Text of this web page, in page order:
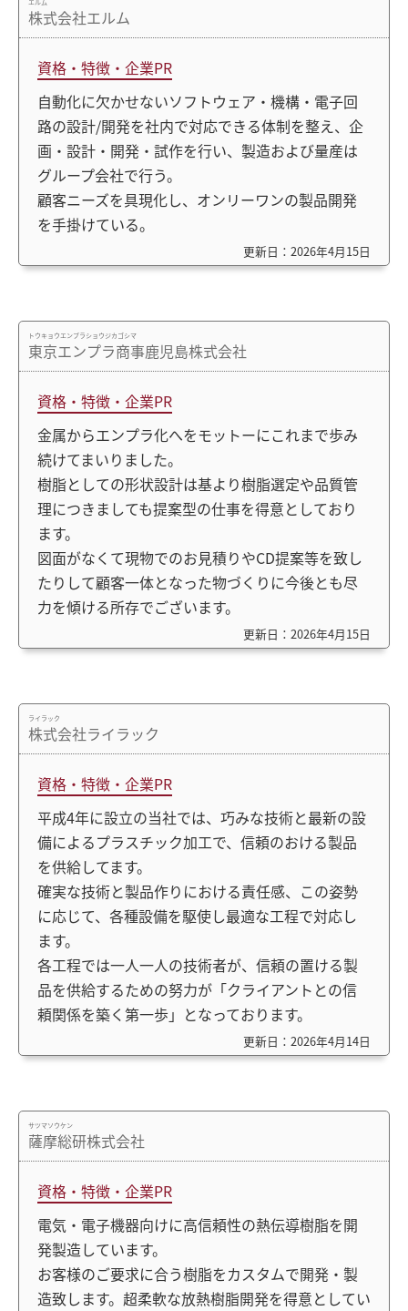
エルム
株式会社エルム
資格・特徴・企業PR
自動化に欠かせないソフトウェア・機構・電子回
路の設計/開発を社内で対応できる体制を整え、企
画・設計・開発・試作を行い、製造および量産は
グループ会社で行う。
顧客ニーズを具現化し、オンリーワンの製品開発
を手掛けている。
更新日：2026年4月15日
トウキョウエンプラショウジカゴシマ
東京エンプラ商事鹿児島株式会社
資格・特徴・企業PR
金属からエンプラ化へをモットーにこれまで歩み
続けてまいりました。
樹脂としての形状設計は基より樹脂選定や品質管
理につきましても提案型の仕事を得意としており
ます。
図面がなくて現物でのお見積りやCD提案等を致し
たりして顧客一体となった物づくりに今後とも尽
力を傾ける所存でございます。
更新日：2026年4月15日
ライラック
株式会社ライラック
資格・特徴・企業PR
平成4年に設立の当社では、巧みな技術と最新の設
備によるプラスチック加工で、信頼のおける製品
を供給してます。
確実な技術と製品作りにおける責任感、この姿勢
に応じて、各種設備を駆使し最適な工程で対応し
ます。
各工程では一人一人の技術者が、信頼の置ける製
品を供給するための努力が「クライアントとの信
頼関係を築く第一歩」となっております。
更新日：2026年4月14日
サツマソウケン
薩摩総研株式会社
資格・特徴・企業PR
電気・電子機器向けに高信頼性の熱伝導樹脂を開
発製造しています。
お客様のご要求に合う樹脂をカスタムで開発・製
造致します。超柔軟な放熱樹脂開発を得意としてい